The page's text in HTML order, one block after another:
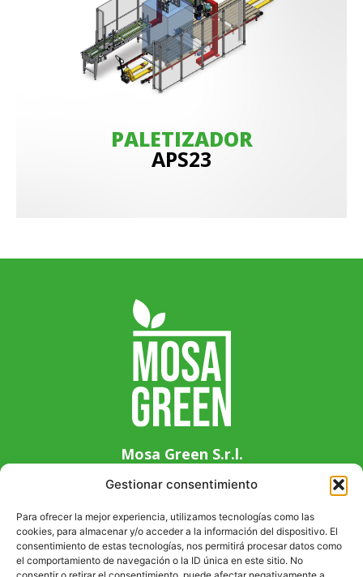
Gestionar consentimiento
Para ofrecer la mejor experiencia, utilizamos tecnologías como las
cookies, para almacenar y/o acceder a la información del dispositivo. El
consentimiento de estas tecnologías, nos permitirá procesar datos como
el comportamiento de navegación o la ID única en este sitio. No
PALETIZADOR
APS23
Mosa Green S.r.l.
Via Guglielmo Marconi 14, 33083 Chions (PN),
+39 0434 639411
info@mosagreen.it
P. IVA 01941080937